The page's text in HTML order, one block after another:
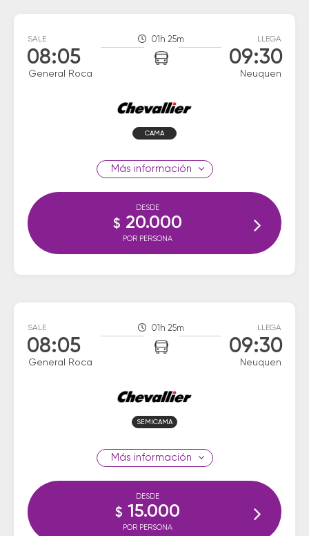
SALE
08:05
General Roca
01h 25m LLEGA
09:30
Neuquen
CAMA
información
DESDE
$ 20.000
POR PERSONA
SALE
08:05
General Roca
01h 25m LLEGA
09:30
Neuquen
SEMICAMA
información
DESDE
$ 15.000
POR PERSONA